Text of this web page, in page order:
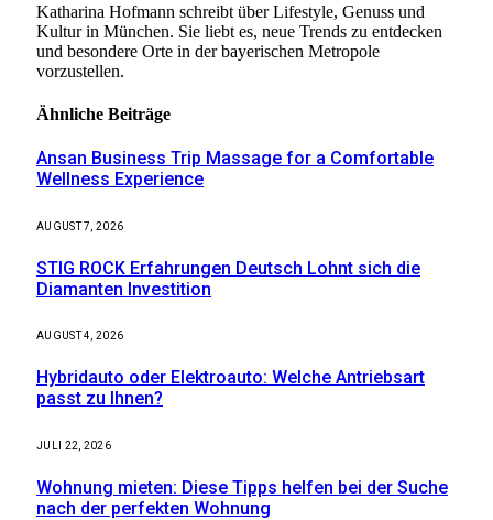
Katharina Hofmann schreibt über Lifestyle, Genuss und
Kultur in München. Sie liebt es, neue Trends zu entdecken
und besondere Orte in der bayerischen Metropole
vorzustellen.
Ähnliche Beiträge
Ansan Business Trip Massage for a Comfortable
Wellness Experience
AUGUST 7, 2026
STIG ROCK Erfahrungen Deutsch Lohnt sich die
Diamanten Investition
AUGUST 4, 2026
Hybridauto oder Elektroauto: Welche Antriebsart
passt zu Ihnen?
JULI 22, 2026
Wohnung mieten: Diese Tipps helfen bei der Suche
nach der perfekten Wohnung